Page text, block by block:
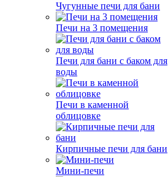
Чугунные печи для бани
Печи на 3 помещения
Печи для бани с баком для
воды
Печи в каменной
облицовке
Кирпичные печи для бани
Мини-печи